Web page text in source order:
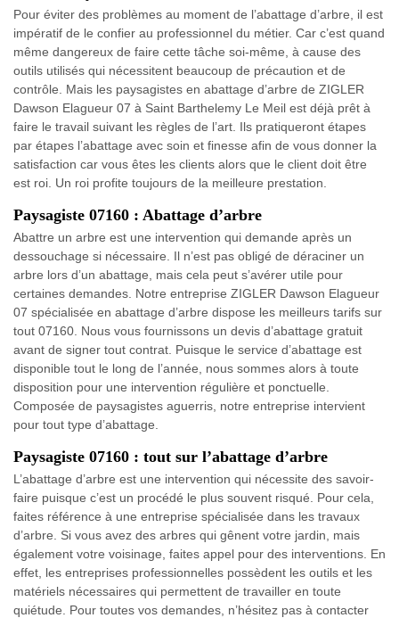
Pour éviter des problèmes au moment de l’abattage d’arbre, il est
impératif de le confier au professionnel du métier. Car c’est quand
même dangereux de faire cette tâche soi-même, à cause des
outils utilisés qui nécessitent beaucoup de précaution et de
contrôle. Mais les paysagistes en abattage d’arbre de ZIGLER
Dawson Elagueur 07 à Saint Barthelemy Le Meil est déjà prêt à
faire le travail suivant les règles de l’art. Ils pratiqueront étapes
par étapes l’abattage avec soin et finesse afin de vous donner la
satisfaction car vous êtes les clients alors que le client doit être
est roi. Un roi profite toujours de la meilleure prestation.
Paysagiste 07160 : Abattage d’arbre
Abattre un arbre est une intervention qui demande après un
dessouchage si nécessaire. Il n’est pas obligé de déraciner un
arbre lors d’un abattage, mais cela peut s’avérer utile pour
certaines demandes. Notre entreprise ZIGLER Dawson Elagueur
07 spécialisée en abattage d’arbre dispose les meilleurs tarifs sur
tout 07160. Nous vous fournissons un devis d’abattage gratuit
avant de signer tout contrat. Puisque le service d’abattage est
disponible tout le long de l’année, nous sommes alors à toute
disposition pour une intervention régulière et ponctuelle.
Composée de paysagistes aguerris, notre entreprise intervient
pour tout type d’abattage.
Paysagiste 07160 : tout sur l’abattage d’arbre
L’abattage d’arbre est une intervention qui nécessite des savoir-
faire puisque c’est un procédé le plus souvent risqué. Pour cela,
faites référence à une entreprise spécialisée dans les travaux
d’arbre. Si vous avez des arbres qui gênent votre jardin, mais
également votre voisinage, faites appel pour des interventions. En
effet, les entreprises professionnelles possèdent les outils et les
matériels nécessaires qui permettent de travailler en toute
quiétude. Pour toutes vos demandes, n’hésitez pas à contacter